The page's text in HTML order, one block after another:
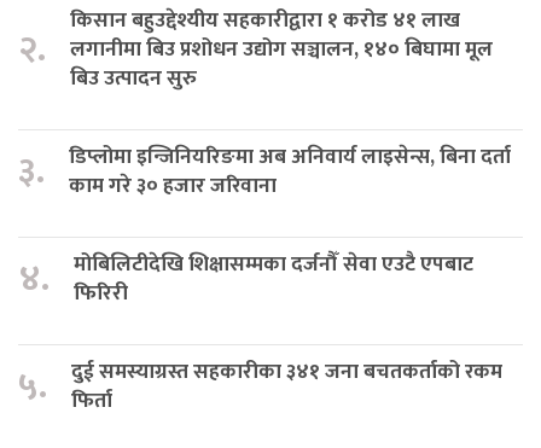
२.
किसान बहुउद्देश्यीय सहकारीद्वारा १ करोड ४१ लाख
लगानीमा बिउ प्रशोधन उद्योग सञ्चालन, १४० बिघामा मूल
बिउ उत्पादन सुरु
३.
डिप्लोमा इन्जिनियरिङमा अब अनिवार्य लाइसेन्स, बिना दर्ता
काम गरे ३० हजार जरिवाना
४.
मोबिलिटीदेखि शिक्षासम्मका दर्जनौँ सेवा एउटै एपबाट
फिरिरी
५.
दुई समस्याग्रस्त सहकारीका ३४१ जना बचतकर्ताको रकम
फिर्ता